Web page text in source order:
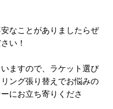
なことがありましたらぜ
い！
ますので、ラケット選び
ング張り替えでお悩みの
にお立ち寄りくださ